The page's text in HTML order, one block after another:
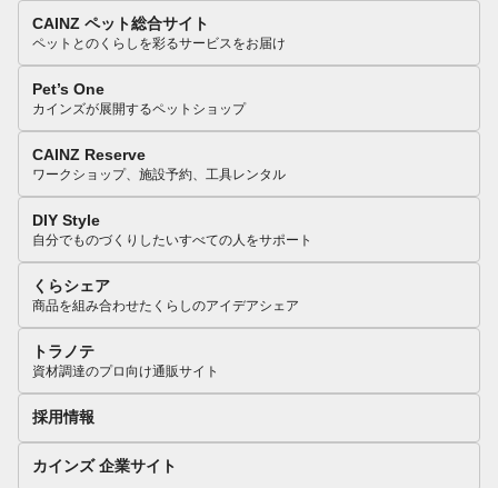
CAINZ ペット総合サイト
ペットとのくらしを彩るサービスをお届け
Pet’s One
カインズが展開するペットショップ
CAINZ Reserve
ワークショップ、施設予約、工具レンタル
DIY Style
自分でものづくりしたいすべての人をサポート
くらシェア
商品を組み合わせたくらしのアイデアシェア
トラノテ
資材調達のプロ向け通販サイト
採用情報
カインズ 企業サイト